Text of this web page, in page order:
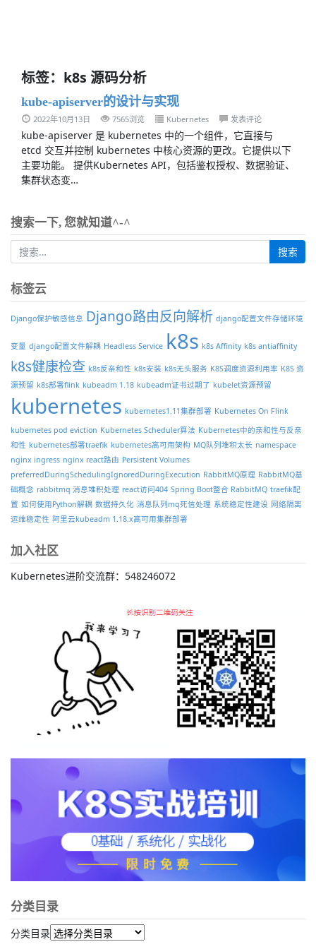
标签：k8s 源码分析
kube-apiserver的设计与实现
2022年10月13日 7565浏览 Kubernetes 发表评论
kube-apiserver 是 kubernetes 中的一个组件，它直接与
etcd 交互并控制 kubernetes 中核心资源的更改。它提供以下
主要功能。 提供Kubernetes API，包括鉴权授权、数据验证、
集群状态变…
搜索一下, 您就知道^-^
标签云
Django保护敏感信息 Django路由反向解析 django配置文件存储环境
变量 django配置文件解耦 Headless Service k8s k8s Affinity k8s antiaffinity
k8s健康检查 k8s反亲和性 k8s安装 k8s无头服务 K8S调度资源利用率 K8S 资
源预留 k8s部署flink kubeadm 1.18 kubeadm证书过期了 kubelet资源预留
kubernetes kubernetes1.11集群部署 Kubernetes On Flink
kubernetes pod eviction Kubernetes Scheduler算法 Kubernetes中的亲和性与反亲
和性 kubernetes部署traefik kubernetes高可用架构 MQ队列堆积太长 namespace
nginx ingress nginx react路由 Persistent Volumes
preferredDuringSchedulingIgnoredDuringExecution RabbitMQ原理 RabbitMQ基
础概念 rabbitmq 消息堆积处理 react访问404 Spring Boot整合 RabbitMQ traefik配
置 如何使用Python解耦 数据持久化 消息队列mq死信处理 系统稳定性建设 网络隔离
运维稳定性 阿里云kubeadm 1.18.x高可用集群部署
加入社区
Kubernetes进阶交流群：548246072
分类目录
分类目录